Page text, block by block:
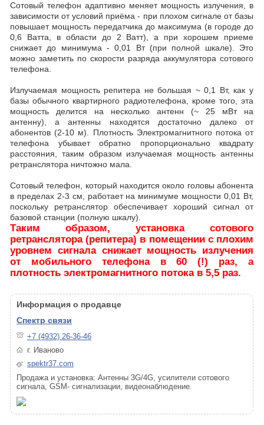
Сотовый телефон адаптивно меняет мощность излучения, в
зависимости от условий приёма - при плохом сигнале от базы
повышает мощность передатчика до максимума (в городе до
0,6 Ватта, в области до 2 Ватт), а при хорошем приеме
снижает до минимума - 0,01 Вт (при полной шкале). Это
можно заметить по скорости разряда аккумулятора сотового
телефона.
Излучаемая мощность репитера не большая ~ 0,1 Вт, как у
базы обычного квартирного радиотелефона, кроме того, эта
мощность делится на несколько антенн (~ 25 мВт на
антенну), а антенны находятся достаточно далеко от
абонентов (2-10 м). Плотность Электромагнитного потока от
телефона убывает обратно пропорционально квадрату
расстояния, таким образом излучаемая мощность антенны
ретранслятора ничтожно мала.
Сотовый телефон, который находится около головы абонента
в пределах 2-3 см, работает на минимуме мощности 0,01 Вт,
поскольку ретранслятор обеспечивает хороший сигнал от
базовой станции (полную шкалу).
Таким образом, установка сотового
ретранслятора (репитера) в помещении с плохим
уровнем сигнала снижает мощность излучения
от мобильного телефона в 60 (!) раз, а
плотность электромагнитного потока в 5,5 раз.
Информация о продавце
Спектр связи
+7 (4932) 26-36-46
г. Иваново
spektr37.com
Продажа и установка: Антенны 3G/4G, усилители сотового
сигнала, GSM- сигнализации, видеонаблюдение.